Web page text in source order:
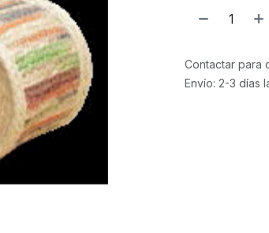
Contactar para
Envío: 2-3 días